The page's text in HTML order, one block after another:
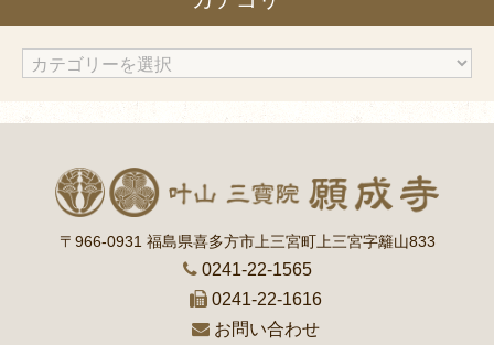
ブ
カ
ゴ
〒966-0931 福島県喜多方市上三宮町上三宮字籬山833
0241-22-1565
0241-22-1616
お問い合わせ